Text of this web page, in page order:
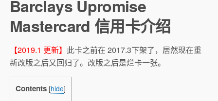
Barclays Upromise
Mastercard 信用卡介绍
【2019.1 更新】 此卡之前在 2017.3下架了，居然现在重
新改版之后又回归了。改版之后是烂卡一张。
Contents [hide]